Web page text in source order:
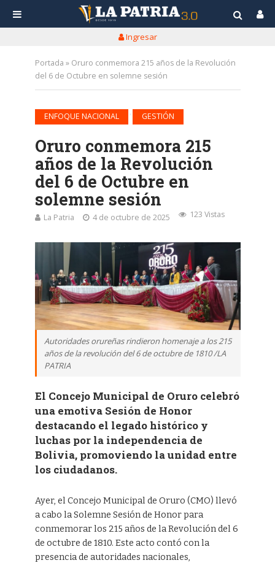
Ingresar
Portada » Oruro conmemora 215 años de la Revolución
del 6 de Octubre en solemne sesión
ENFOQUE NACIONAL GESTIÓN
Oruro conmemora 215
años de la Revolución
del 6 de Octubre en
solemne sesión
La Patria 4 de octubre de 2025 123 Vistas
Autoridades orureñas rindieron homenaje a los 215
años de la revolución del 6 de octubre de 1810 /LA
PATRIA
El Concejo Municipal de Oruro celebró
una emotiva Sesión de Honor
destacando el legado histórico y
luchas por la independencia de
Bolivia, promoviendo la unidad entre
los ciudadanos.
Ayer, el Concejo Municipal de Oruro (CMO) llevó
a cabo la Solemne Sesión de Honor para
conmemorar los 215 años de la Revolución del 6
de octubre de 1810. Este acto contó con la
presencia de autoridades nacionales,